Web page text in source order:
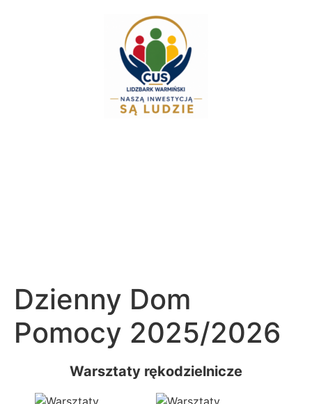
Dzienny Dom
Pomocy 2025/2026
Warsztaty rękodzielnicze